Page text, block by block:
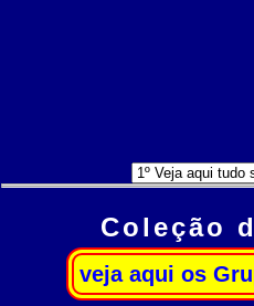
Coleção